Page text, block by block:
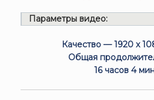
Параметры видео:
Качество — 1920 x
Общая
16 часов 4